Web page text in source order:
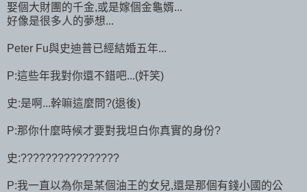
娶個大財團的千金,或是嫁個金龜婿...
好像是很多人的夢想...
Peter Fu與史迪普已經結婚五年...
P:這些年我對你還不錯吧...(奸笑)
史:是啊...幹嘛這麼問?(退後)
P:那你什麼時候才要對我坦白你真實的身份?
史:????????????????
P:我一直以為你是某個油王的女兒,還是那個有錢小國的公